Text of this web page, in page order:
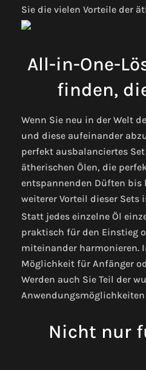
Sie die vielen Vorteile der
All-in-One-
finden,
Wenn Sie neu in der Welt
und diese aufeinander
perfekt ausbalanciertes
ätherischen Ölen, die
entspannenden Düften bis
weiterer Vorteil dieser
Statt jedes einzelne Öl
praktisch für den Einstieg
miteinander harmonieren.
Möglichkeit für Anfänger
Werden auch Sie Teil der
Nicht nur